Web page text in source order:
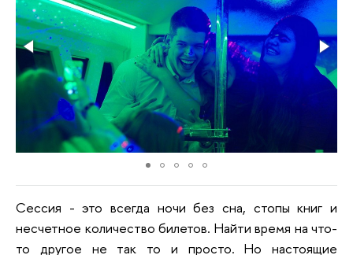
Сессия - это всегда ночи без сна, стопы книг и
несчетное количество билетов. Найти время на что-
то другое не так то и просто. Но настоящие